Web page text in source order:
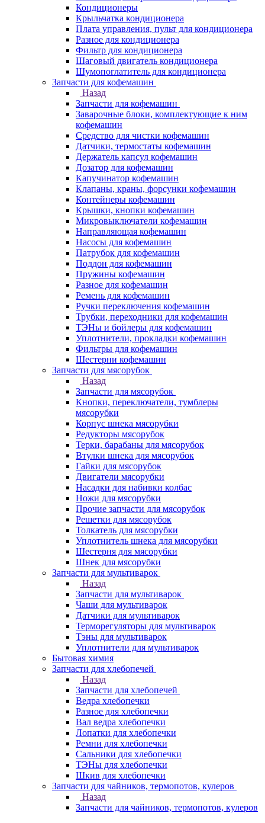
Кондиционеры
Крыльчатка кондиционера
Плата управления, пульт для кондиционера
Разное для кондиционера
Фильтр для кондиционера
Шаговый двигатель кондиционера
Шумопоглатитель для кондиционера
Запчасти для кофемашин
Назад
Запчасти для кофемашин
Заварочные блоки, комплектующие к ним
кофемашин
Средство для чистки кофемашин
Датчики, термостаты кофемашин
Держатель капсул кофемашин
Дозатор для кофемашин
Капучинатор кофемашин
Клапаны, краны, форсунки кофемашин
Контейнеры кофемашин
Крышки, кнопки кофемашин
Микровыключатели кофемашин
Направляющая кофемашин
Насосы для кофемашин
Патрубок для кофемашин
Поддон для кофемашин
Пружины кофемашин
Разное для кофемашин
Ремень для кофемашин
Ручки переключения кофемашин
Трубки, переходники для кофемашин
ТЭНы и бойлеры для кофемашин
Уплотнители, прокладки кофемашин
Фильтры для кофемашин
Шестерни кофемашин
Запчасти для мясорубок
Назад
Запчасти для мясорубок
Кнопки, переключатели, тумблеры
мясорубки
Корпус шнека мясорубки
Редукторы мясорубок
Терки, барабаны для мясорубок
Втулки шнека для мясорубок
Гайки для мясорубок
Двигатели мясорубки
Насадки для набивки колбас
Ножи для мясорубки
Прочие запчасти для мясорубок
Решетки для мясорубок
Толкатель для мясорубки
Уплотнитель шнека для мясорубки
Шестерня для мясорубки
Шнек для мясорубки
Запчасти для мультиварок
Назад
Запчасти для мультиварок
Чаши для мультиварок
Датчики для мультиварок
Терморегуляторы для мультиварок
Тэны для мультиварок
Уплотнители для мультиварок
Бытовая химия
Запчасти для хлебопечей
Назад
Запчасти для хлебопечей
Ведра хлебопечки
Разное для хлебопечки
Вал ведра хлебопечки
Лопатки для хлебопечки
Ремни для хлебопечки
Сальники для хлебопечки
ТЭНы для хлебопечки
Шкив для хлебопечки
Запчасти для чайников, термопотов, кулеров
Назад
Запчасти для чайников, термопотов, кулеров